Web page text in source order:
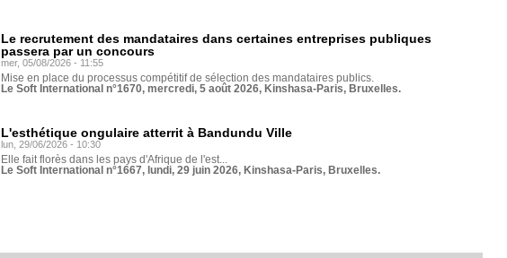
Le recrutement des mandataires dans certaines entreprises publiques
passera par un concours
mer, 05/08/2026 - 11:55
Mise en place du processus compétitif de sélection des mandataires publics.
Le Soft International n°1670, mercredi, 5 août 2026, Kinshasa-Paris, Bruxelles.
L'esthétique ongulaire atterrit à Bandundu Ville
lun, 29/06/2026 - 10:30
Elle fait florès dans les pays d'Afrique de l'est...
Le Soft International n°1667, lundi, 29 juin 2026, Kinshasa-Paris, Bruxelles.